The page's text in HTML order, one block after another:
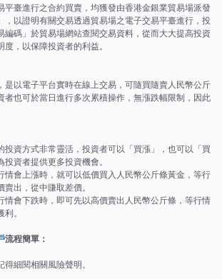
平臺進行之合約買賣，均獲發由香港金銀業貿易場派發
，以證明有關交易透過貿易場之電子交易平臺進行，投
編碼」於貿易場網站查閱交易資料，從而大大提高投資
，以保障投資者的利益。
是以電子平台實時在線上交易，可隨買隨賣人民幣公斤
者也可於當日進行多次累積操作，無漲跌幅限制，因此
投資方式非常靈活，投資者可以「買漲」，也可以「買
資者提供更多投資機會。
情會上漲時，就可以低價買入人民幣公斤條黃金，等行
出，從中賺取差價。
情會下跌時，即可先以高價賣出人民幣公斤條，等行情
。
流程簡單：
細閱相關風險聲明。